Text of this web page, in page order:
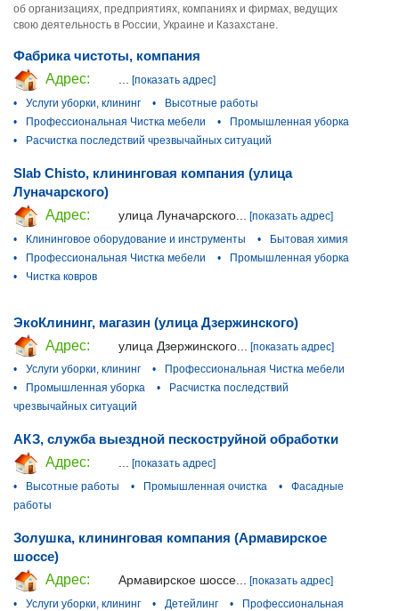
об организациях, предприятиях, компаниях и фирмах, ведущих
свою деятельность в России, Украине и Казахстане.
Фабрика чистоты, компания
Адрес:
[показать адрес]
•
Услуги уборки, клининг •
Высотные работы
•
Профессиональная Чистка мебели •
Промышленная уборка
•
Расчистка последствий чрезвычайных ситуаций
Slab Chisto, клининговая компания (улица
Луначарского)
Адрес:
улица Луначарского...
[показать адрес]
•
Клининговое оборудование и инструменты •
Бытовая химия
•
Профессиональная Чистка мебели •
Промышленная уборка
•
Чистка ковров
ЭкоКлининг, магазин (улица Дзержинского)
Адрес:
улица Дзержинского...
[показать адрес]
•
Услуги уборки, клининг •
Профессиональная Чистка мебели
•
Промышленная уборка •
Расчистка последствий
чрезвычайных ситуаций
АКЗ, служба выездной пескоструйной обработки
Адрес:
... [показать адрес]
•
Высотные работы • Промышленная очистка •
Фасадные
работы
Золушка, клининговая компания (Армавирское
шоссе)
Адрес:
Армавирское шоссе...
[показать адрес]
•
Услуги уборки, клининг • Детейлинг •
Профессиональная